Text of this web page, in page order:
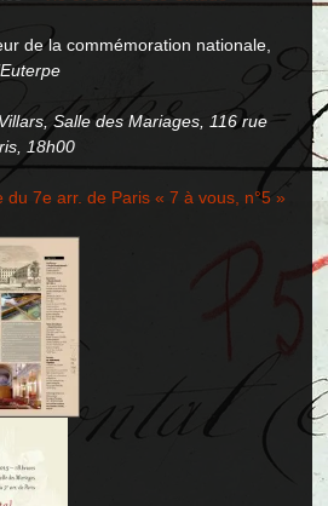
de la commémoration nationale,
Salle des Mariages, 116 rue
18h00
du 7e arr. de Paris « 7 à vous, n°5 »